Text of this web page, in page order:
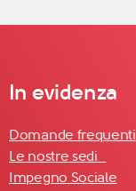
In evidenza
Domande frequenti
Le nostre sedi
Impegno Sociale